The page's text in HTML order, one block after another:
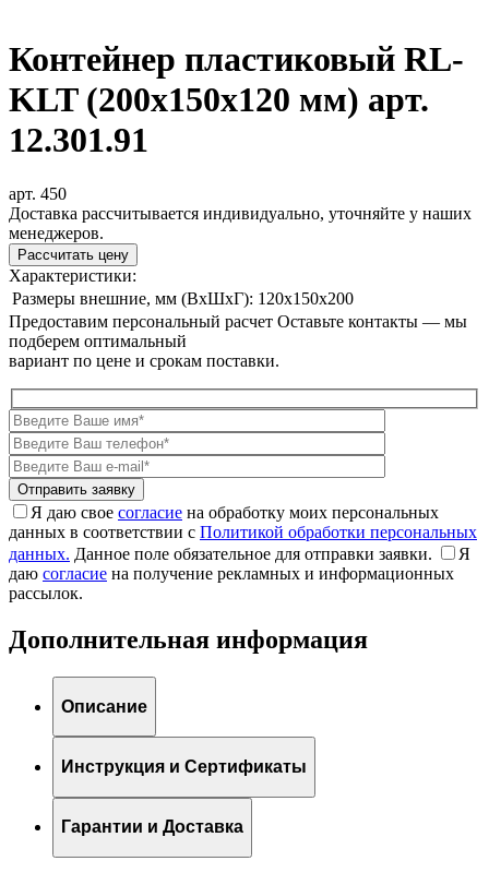
Контейнер пластиковый RL-
KLT (200х150х120 мм) арт.
12.301.91
арт. 450
Доставка рассчитывается индивидуально, уточняйте у наших
менеджеров.
Рассчитать цену
Характеристики:
Размеры внешние, мм (ВxШxГ): 120x150x200
Предоставим персональный расчет Оставьте контакты — мы
подберем оптимальный
вариант по цене и срокам поставки.
Я даю свое согласие на обработку моих персональных
данных в соответствии с Политикой обработки персональных
данных. Данное поле обязательное для отправки заявки.
Я
даю согласие на получение рекламных и информационных
рассылок.
Дополнительная информация
Описание
Инструкция и Сертификаты
Гарантии и Доставка